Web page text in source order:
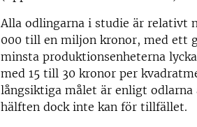
Alla odlingarna i studie är relativt
000 till en miljon kronor, med ett
minsta produktionsenheterna
med 15 till 30 kronor per
långsiktiga målet är enligt
hälften dock inte kan för tillfället.